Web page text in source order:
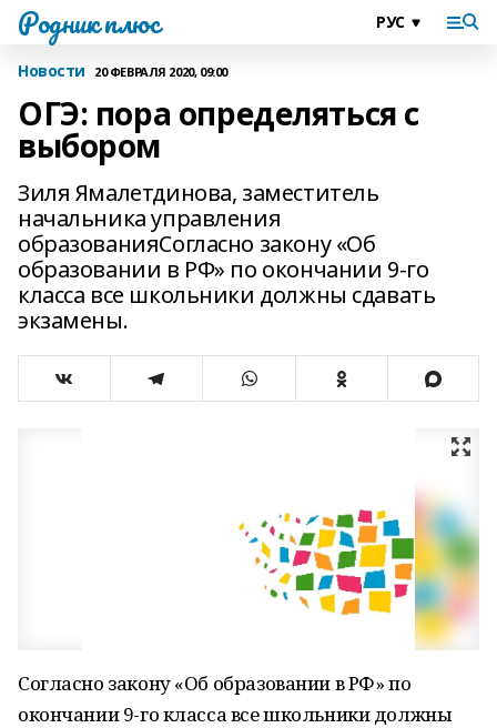
Родник плюс
Новости 20 ФЕВРАЛЯ 2020, 09:00
ОГЭ: пора определяться с
выбором
Зиля Ямалетдинова, заместитель
начальника управления
образованияСогласно закону «Об
образовании в РФ» по окончании 9­-го
класса все школьники должны сдавать
экзамены.
Согласно закону «Об образовании в РФ» по
окончании 9­-го класса все школьники должны